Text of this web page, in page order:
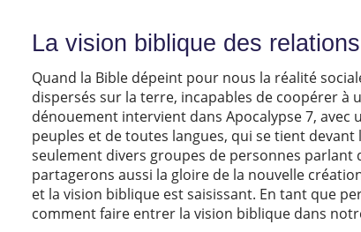
La vision biblique des
Quand la Bible dépeint pour nous la réalité
dispersés sur la terre, incapables de coopérer à
dénouement intervient dans Apocalypse 7,
peuples et de toutes langues, qui se tient
seulement divers groupes de personnes parlant
partagerons aussi la gloire de la nouvelle
et la vision biblique est saisissant. En tant que
comment faire entrer la vision biblique dans